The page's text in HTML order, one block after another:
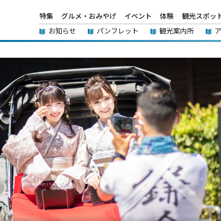
特集 グルメ・おみやげ イベント 体験
観光スポッ
お知らせ
パンフレット 観光案内所